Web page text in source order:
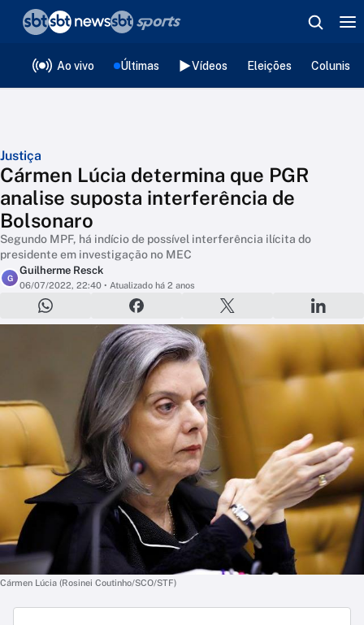
Ao vivo Últimas Vídeos Eleições
Justiça
Cármen Lúcia determina que PGR
analise suposta interferência de
Bolsonaro
Segundo MPF, há indício de possível interferência ilícita do
presidente em investigação no MEC
G
Guilherme Resck
06/07/2022, 22:40 • Atualizado há 2 anos
Cármen Lúcia (Rosinei Coutinho/SCO/STF)
❮voltar
Editorias